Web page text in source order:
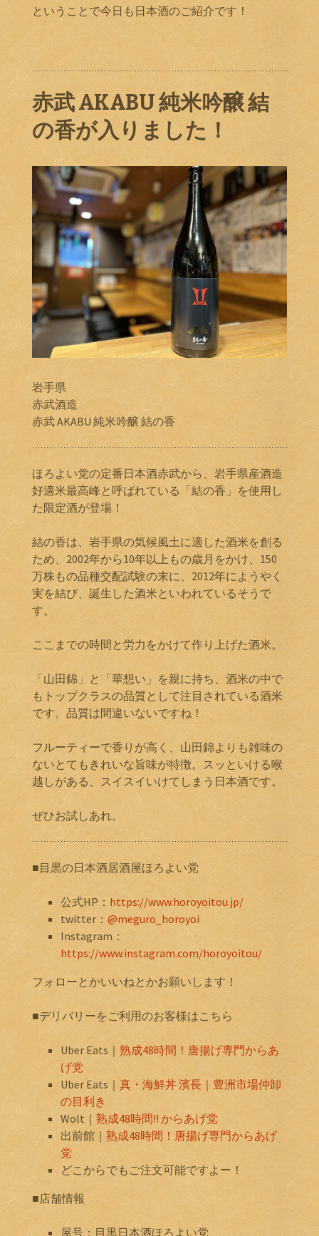
ということで今日も日本酒のご紹介です！
赤武 AKABU 純米吟醸 結
の香が入りました！
岩手県
赤武酒造
赤武 AKABU 純米吟醸 結の香
ほろよい党の定番日本酒赤武から、岩手県産酒造
好適米最高峰と呼ばれている「結の香」を使用し
た限定酒が登場！
結の香は、岩手県の気候風土に適した酒米を創る
ため、2002年から10年以上もの歳月をかけ、150
万株もの品種交配試験の末に、2012年にようやく
実を結び、誕生した酒米といわれているそうで
す。
ここまでの時間と労力をかけて作り上げた酒米。
「山田錦」と「華想い」を親に持ち、酒米の中で
もトップクラスの品質として注目されている酒米
です。品質は間違いないですね！
フルーティーで香りが高く、山田錦よりも雑味の
ないとてもきれいな旨味が特徴。スッといける喉
越しがある、スイスイいけてしまう日本酒です。
ぜひお試しあれ。
■目黒の日本酒居酒屋ほろよい党
公式HP： https://www.horoyoitou.jp/
twitter： @meguro_horoyoi
Instagram：
https://www.instagram.com/horoyoitou/
フォローとかいいねとかお願いします！
■デリバリーをご利用のお客様はこちら
Uber Eats｜ 熟成48時間！唐揚げ専門からあ
げ党
Uber Eats｜ 真・海鮮丼 濱長｜豊洲市場仲卸
の目利き
Wolt｜ 熟成48時間!! からあげ党
出前館｜ 熟成48時間！唐揚げ専門からあげ
党
どこからでもご注文可能ですよー！
■店舗情報
屋号：目黒日本酒ほろよい党